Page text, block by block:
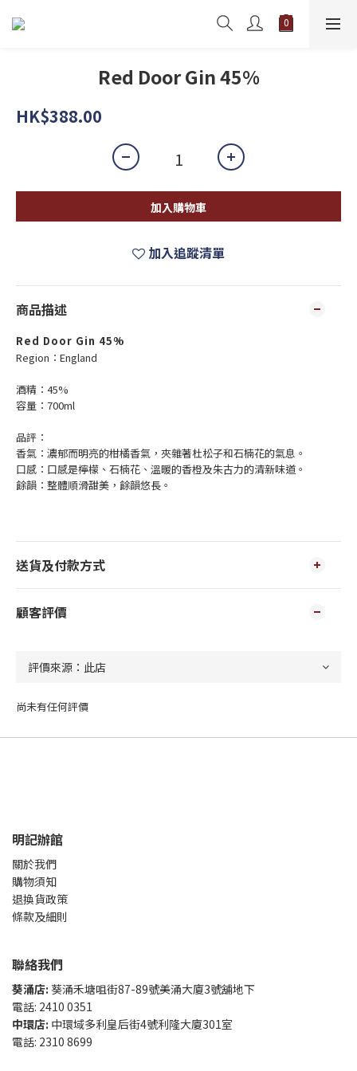
Red Door Gin 45%
HK$388.00
加入購物車
加入追蹤清單
商品描述
Red Door Gin 45%
Region：England
酒精：45%
容量：700ml
品評：
香氣：濃郁而明亮的柑橘香氣，夾雜著杜松子和石楠花的氣息。
口感：口感是檸檬、石楠花、溫暖的香橙及朱古力的清新味道。
餘韻：整體順滑甜美，餘韻悠長。
送貨及付款方式
顧客評價
尚未有任何評價
明記辦館
關於我們
購物須知
退換貨政策
條款及細則
聯絡我們
葵涌店: 葵涌禾塘咀街87-89號美涌大廈3號舖地下
電話: 2410 0351
中環店: 中環域多利皇后街4號利隆大廈301室
電話: 2310 8699